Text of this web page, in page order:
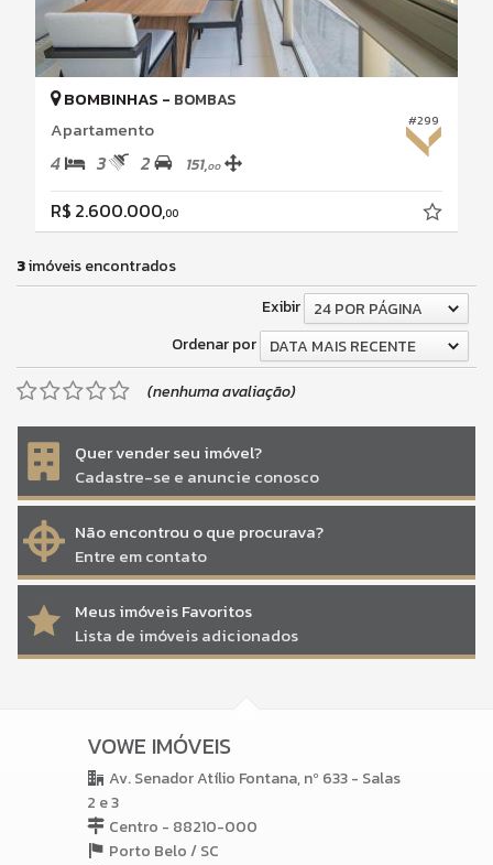
#299
BOMBINHAS - BOMBAS
Apartamento
4 3 2 151,00
R$ 2.600.000,00
3imóveis encontrados
Exibir
24 POR PÁGINA
Ordenar por
DATA MAIS RECENTE
(nenhuma avaliação)
Quer vender seu imóvel?
Cadastre-se e anuncie conosco
Não encontrou o que procurava?
Entre em contato
Meus imóveis Favoritos
Lista de imóveis adicionados
VOWE IMÓVEIS
Av. Senador Atílio Fontana, nº 633 - Salas
2 e 3
Centro - 88210-000
Porto Belo /SC